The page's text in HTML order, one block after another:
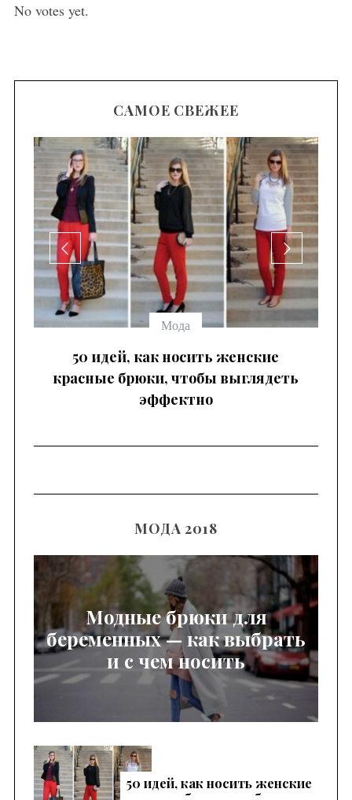
No votes yet.
САМОЕ СВЕЖЕЕ
Мода
50 идей, как носить женские
красные брюки, чтобы выглядеть
эффектно
МОДА 2018
Модные брюки для
беременных — как выбрать
и с чем носить
50 идей, как носить женские